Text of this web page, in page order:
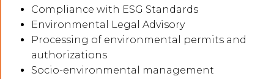
Compliance with ESG Standards
Environmental Legal Advisory
Processing of environmental permits and
authorizations
Socio-environmental management